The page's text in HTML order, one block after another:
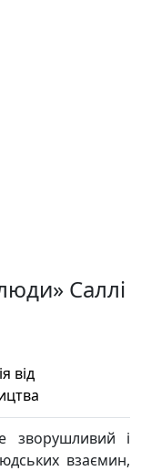
Саллі
від
зворушливий і
взаємин,